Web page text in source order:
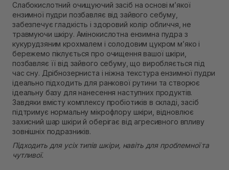
Слабокислотний очищуючий засіб на основі м’якої
ензимної пудри позбавляє від зайвого себуму,
забезпечує гладкість і здоровий колір обличчя, не
травмуючи шкіру. Амінокислотна ензимна пудра з
кукурудзяним крохмалем і солодовим цукром м’яко і
бережемо піклується про очищення вашої шкіри,
позбавляє її від зайвого себуму, що виробляється під
час сну. Дрібнозерниста і ніжна текстура ензимної пудри
ідеально підходить для ранкової рутини та створює
ідеальну базу для нанесення наступних продуктів.
Завдяки вмісту комплексу пробіотиків в складі, засіб
підтримує нормальну мікрофлору шкіри, відновлює
захисний шар шкіри й оберігає від агресивного впливу
зовнішніх подразників.
Підходить для усіх типів шкіри, навіть для проблемної та
чутливої.